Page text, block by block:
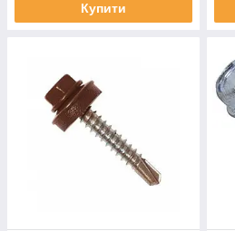
Купити